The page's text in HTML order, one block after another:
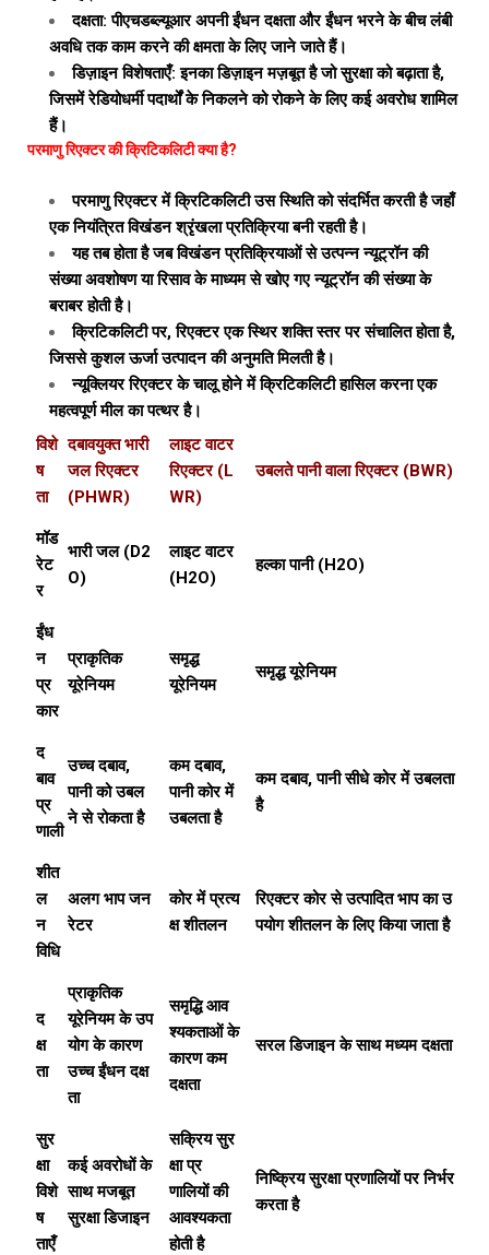
दक्षता: पीएचडब्ल्यूआर अपनी ईंधन दक्षता और ईंधन भरने के बीच लंबी
अवधि तक काम करने की क्षमता के लिए जाने जाते हैं।
डिज़ाइन विशेषताएँ: इनका डिज़ाइन मज़बूत है जो सुरक्षा को बढ़ाता है,
जिसमें रेडियोधर्मी पदार्थों के निकलने को रोकने के लिए कई अवरोध शामिल
हैं।
परमाणु रिएक्टर की क्रिटिकलिटी क्या है?
परमाणु रिएक्टर में क्रिटिकलिटी उस स्थिति को संदर्भित करती है जहाँ
एक नियंत्रित विखंडन श्रृंखला प्रतिक्रिया बनी रहती है।
यह तब होता है जब विखंडन प्रतिक्रियाओं से उत्पन्न न्यूट्रॉन की
संख्या अवशोषण या रिसाव के माध्यम से खोए गए न्यूट्रॉन की संख्या के
बराबर होती है।
क्रिटिकलिटी पर, रिएक्टर एक स्थिर शक्ति स्तर पर संचालित होता है,
जिससे कुशल ऊर्जा उत्पादन की अनुमति मिलती है।
न्यूक्लियर रिएक्टर के चालू होने में क्रिटिकलिटी हासिल करना एक
महत्वपूर्ण मील का पत्थर है।
विशे
ष
ता
दबावयुक्त भारी
जल रिएक्टर
(PHWR)
लाइट वाटर
रिएक्टर (L
WR)
उबलते पानी वाला रिएक्टर (BWR)
मॉड
रेट
र
भारी जल (D2
O)
लाइट वाटर
(H2O)
हल्का पानी (H2O)
ईंध
न
प्र
कार
प्राकृतिक
यूरेनियम
समृद्ध
यूरेनियम
समृद्ध यूरेनियम
द
बाव
प्र
णाली
उच्च दबाव,
पानी को उबल
ने से रोकता है
कम दबाव,
पानी कोर में
उबलता है
कम दबाव, पानी सीधे कोर में उबलता
है
शीत
ल
न
विधि
अलग भाप जन
रेटर
कोर में प्रत्य
क्ष शीतलन
रिएक्टर कोर से उत्पादित भाप का उ
पयोग शीतलन के लिए किया जाता है
द
क्ष
ता
प्राकृतिक
यूरेनियम के उप
योग के कारण
उच्च ईंधन दक्ष
ता
समृद्धि आव
श्यकताओं के
कारण कम
दक्षता
सरल डिजाइन के साथ मध्यम दक्षता
सुर
क्षा
विशे
ष
ताएँ
कई अवरोधों के
साथ मजबूत
सुरक्षा डिजाइन
सक्रिय सुर
क्षा प्र
णालियों की
आवश्यकता
होती है
निष्क्रिय सुरक्षा प्रणालियों पर निर्भर
करता है